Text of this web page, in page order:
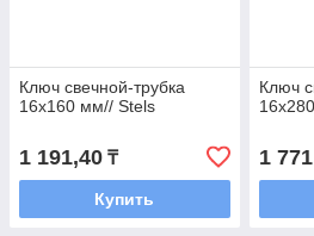
Ключ свечной-трубка
16х160 мм// Stels
1 191,40 ₸
Купить
Ключ
1 771